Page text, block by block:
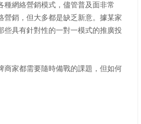
網絡營銷模式，儘管普及面非常
營銷，但大多都是缺乏新意。據某家
些具有針對性的一對一模式的推廣投
家都需要隨時備戰的課題，但如何